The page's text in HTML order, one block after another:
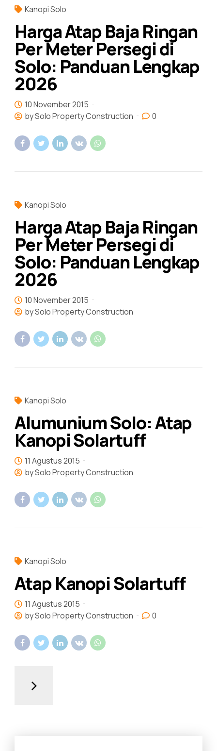
Kanopi Solo
Harga Atap Baja Ringan
Per Meter Persegi di
Solo: Panduan Lengkap
2026
10 November 2015
by Solo Property Construction
0
Kanopi Solo
Harga Atap Baja Ringan
Per Meter Persegi di
Solo: Panduan Lengkap
2026
10 November 2015
by Solo Property Construction
Kanopi Solo
Alumunium Solo: Atap
Kanopi Solartuff
11 Agustus 2015
by Solo Property Construction
Kanopi Solo
Atap Kanopi Solartuff
11 Agustus 2015
by Solo Property Construction
0